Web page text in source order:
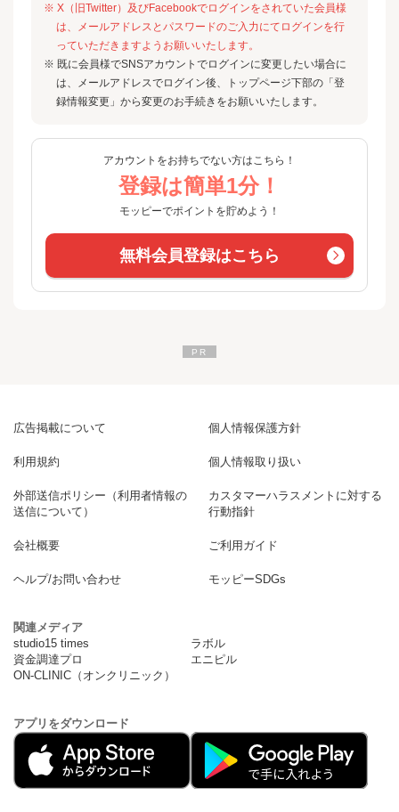
※ X（旧Twitter）及びFacebookでログインをされていた会員様
は、メールアドレスとパスワードのご入力にてログインを行
っていただきますようお願いいたします。
※ 既に会員様でSNSアカウントでログインに変更したい場合に
は、メールアドレスでログイン後、トップページ下部の「登
録情報変更」から変更のお手続きをお願いいたします。
アカウントをお持ちでない方はこちら！
登録は簡単1分！
モッピーでポイントを貯めよう！
無料会員登録はこちら
広告掲載について 個人情報保護方針
利用規約 個人情報取り扱い
外部送信ポリシー（利用者情報の
送信について）
カスタマーハラスメントに対する
行動指針
会社概要 ご利用ガイド
ヘルプ/お問い合わせ モッピーSDGs
関連メディア
studio15 times
ラボル
資金調達プロ
エニピル
ON-CLINIC（オンクリニック）
アプリをダウンロード